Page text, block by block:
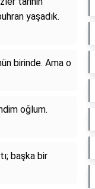
yaşadık.
birinde. Ama o
oğlum.
başka bir